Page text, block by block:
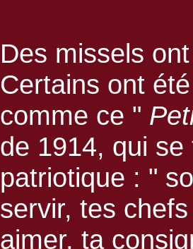
Des missels
Certains ont
comme ce "
de 1914, qui
patriotique : "
servir, tes
aimer, ta